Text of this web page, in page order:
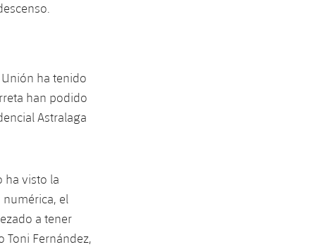
ha tenido
han podido
Astralaga
ha visto la
el
a tener
Toni Fernández,